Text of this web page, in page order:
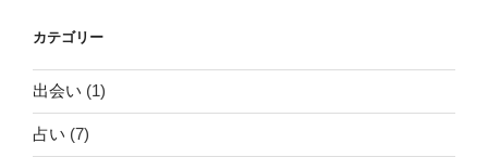
カテゴリー
出会い (1)
占い (7)